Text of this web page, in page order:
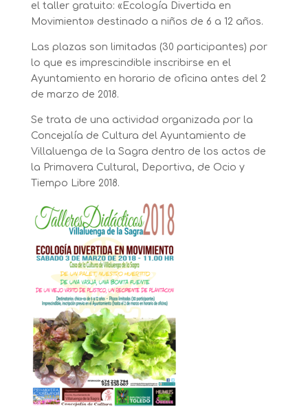
el taller gratuito: «Ecología Divertida en
Movimiento» destinado a niños de 6 a 12 años.
Las plazas son limitadas (30 participantes) por
lo que es imprescindible inscribirse en el
Ayuntamiento en horario de oficina antes del 2
de marzo de 2018.
Se trata de una actividad organizada por la
Concejalía de Cultura del Ayuntamiento de
Villaluenga de la Sagra dentro de los actos de
la Primavera Cultural, Deportiva, de Ocio y
Tiempo Libre 2018.